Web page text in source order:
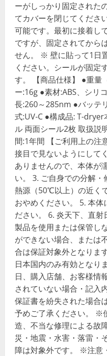
ーがしっかり固定された
てカバーを閉じてくださ
可能です。最初に接着し
ですが、固定されてから
せん。 ※ 壁に貼って1日
ください。シールが固定
す。 【商品仕様】 ●重量
ー:16g ●素材:ABS、シリ
長:260～285nm ●バッテ
式:UV-C ●構成品: T-dryer
ル 両面シール2枚 取扱説
間:1年間 【ご利用上の注
接目で見ないようにして
ありませんので、本体が
い。 3. ご自身での分解
熱源（50℃以上）の近く
おやめください。 5. 本体
ださい。 6. 炎天下、直
製品を使用または保管し
ができない場合、または
合は保証対象外となりま
日本国内のみ有効となり
日、購入店舗、お客様情
されていない場合・記入
保証書を紛失された場合
予めご了承ください。 ※
造、不当な修理による故
災・地震・水害・落雷・
障は対象外です。 ※注意